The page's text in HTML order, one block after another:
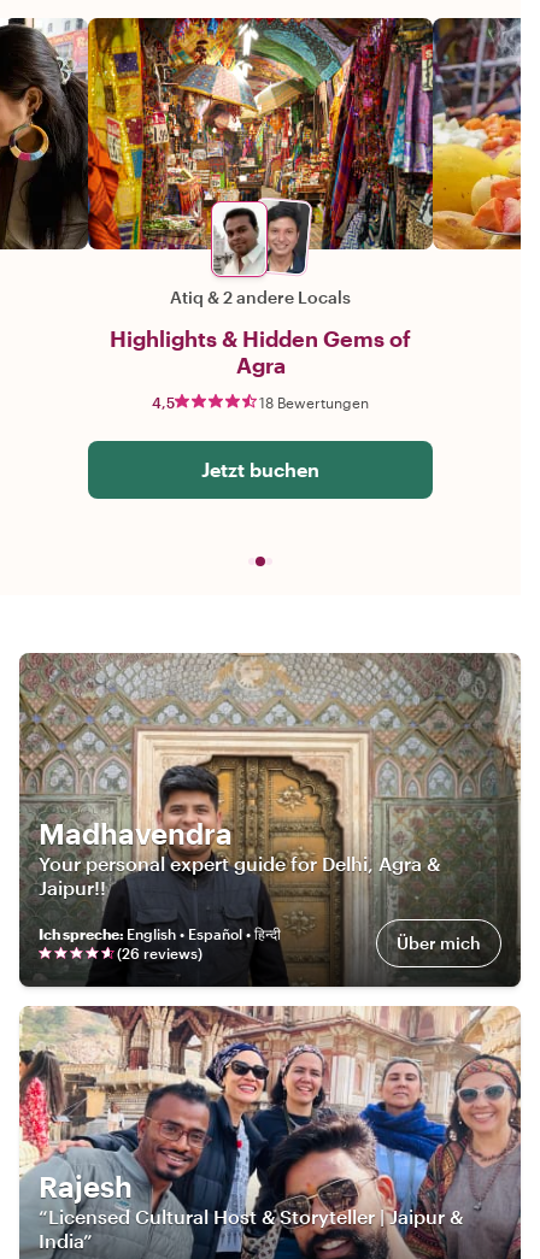
Atiq &2 andere Locals
Highlights & Hidden Gems of
Agra
4,5 18 Bewertungen
Jetzt buchen
Madhavendra
Your personal expert guide for Delhi, Agra &
Jaipur!!
Ich spreche: English • Español • हिन्दी
(26 reviews) Über mich
Rajesh
“Licensed Cultural Host & Storyteller | Jaipur &
India”